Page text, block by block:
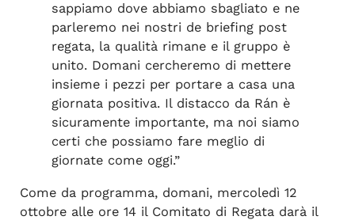
sappiamo dove abbiamo sbagliato e ne
parleremo nei nostri de briefing post
regata, la qualità rimane e il gruppo è
unito. Domani cercheremo di mettere
insieme i pezzi per portare a casa una
giornata positiva. Il distacco da Rán è
sicuramente importante, ma noi siamo
certi che possiamo fare meglio di
giornate come oggi.”
Come da programma, domani, mercoledì 12
ottobre alle ore 14 il Comitato di Regata darà il